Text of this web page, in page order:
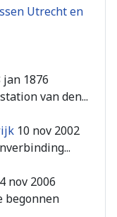
Utrecht en
jan 1876
van den...
10 nov 2002
nov 2006
begonnen